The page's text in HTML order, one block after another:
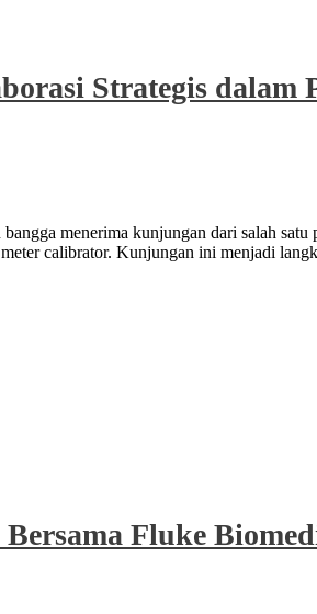
Strategis dalam
menerima kunjungan dari salah
calibrator. Kunjungan ini menjadi
Bersama Fluke